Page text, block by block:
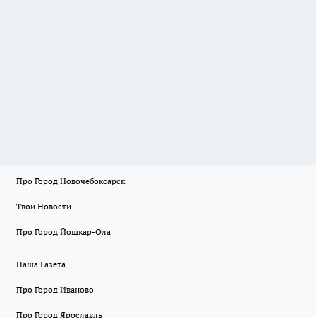
Про Город Новочебоксарск
Твои Новости
Про Город Йошкар-Ола
Наша Газета
Про Город Иваново
Про Город Ярославль